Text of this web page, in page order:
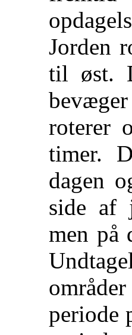
Jorden
til øst.
roterer
timer.
dagen
side af
men på
periode